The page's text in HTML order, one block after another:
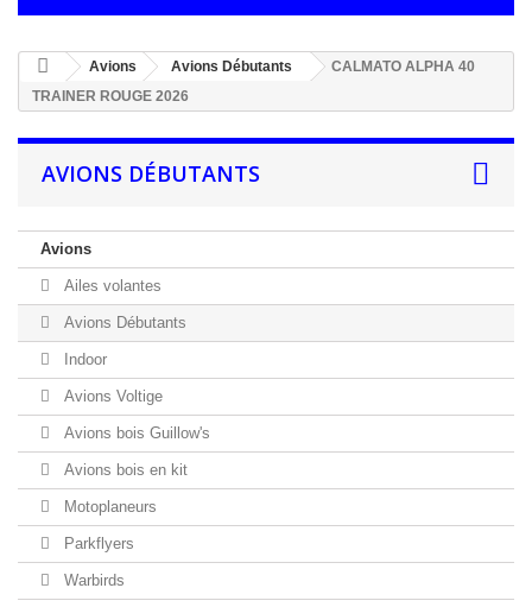
Avions Avions Débutants
CALMATO ALPHA 40
TRAINER ROUGE 2026
AVIONS DÉBUTANTS
Avions
Ailes volantes
Avions Débutants
Indoor
Avions Voltige
Avions bois Guillow's
Avions bois en kit
Motoplaneurs
Parkflyers
Warbirds